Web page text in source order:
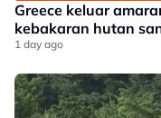
Greece keluar
kebakaran hutan
1 day ago